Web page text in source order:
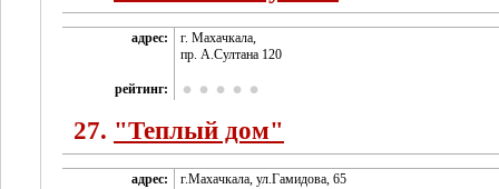
адрес:
г. Махачкала,
пр. А.Султана 120
рейтинг:
27. "Теплый дом"
адрес: г.Махачкала, ул.Гамидова, 65